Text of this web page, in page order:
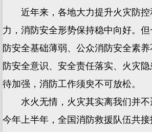
近年来，各地大力提升火灾防控
力，消防安全形势保持稳中向好。
防安全基础薄弱、公众消防安全素
防安全意识、安全责任落实、火灾
待加强，消防工作须臾不可放松。
水火无情，火灾其实离我们并不
今年上半年，全国消防救援队伍共接